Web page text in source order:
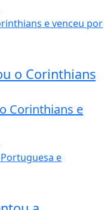
o Corinthians
Corinthians e